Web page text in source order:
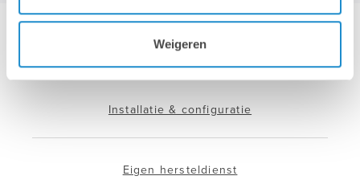
Weigeren
Hotline & remote support
Installatie & configuratie
Eigen hersteldienst